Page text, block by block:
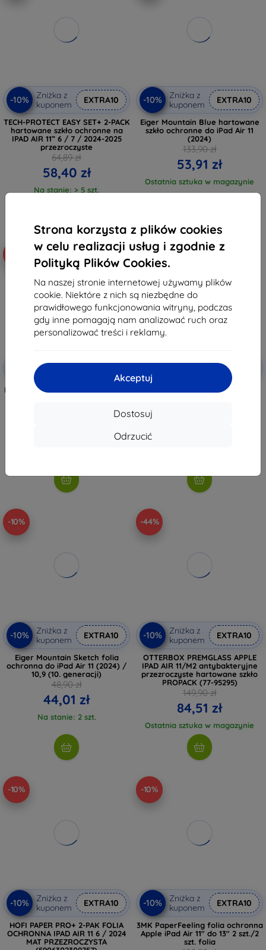
Strona korzysta z plików cookies
w celu realizacji usług i zgodnie z
Polityką Plików Cookies.
Na naszej stronie internetowej używamy plików
cookie. Niektóre z nich są niezbędne do
prawidłowego funkcjonowania witryny, podczas
gdy inne pomagają nam analizować ruch oraz
personalizować treści i reklamy.
Akceptuj
Dostosuj
Odrzucić
-10%
Zniżka z
kuponem
EXTRA10
TECH-PROTECT EASY SET+ 2-PACK
hartowane szkło ochronne na
IPAD AIR 11” 6 / 7 / 2024-2025
przezroczyste
64,89 zł
58,40 zł
Na stanie: > 5 szt.
-10%
Zniżka z
kuponem
EXTRA10
Eiger Mountain Blue hartowane
szkło ochronne do iPad Air 11
(2024)
133,90 zł
53,91 zł
Ostatnia sztuka w magazynie
Zniżka z
kuponem
Eiger Mountain Black Privacy 360
-19%
Zniżka z
EXTRA10
Zestaw 2 szkieł ochronnych
iPad Air 11" 2024 (AGL07801)
-10%
-10%
Zniżka z
kuponem
EXTRA10
Eiger Mountain Sketch folia
ochronna do iPad Air 11 (2024) /
10,9 (10. generacji)
48,90 zł
44,01 zł
Na stanie: 2 szt.
-44%
-10%
Zniżka z
kuponem
EXTRA10
OTTERBOX PREMGLASS APPLE
IPAD AIR 11/M2 antybakteryjne
przezroczyste hartowane szkło
PROPACK (77-95295)
149,90 zł
84,51 zł
Ostatnia sztuka w magazynie
-10%
-10%
Zniżka z
kuponem
EXTRA10
HOFI PAPER PRO+ 2-PAK FOLIA
OCHRONNA IPAD AIR 11 6 / 2024
MAT PRZEZROCZYSTA
-10%
-10%
Zniżka z
kuponem
EXTRA10
3MK PaperFeeling folia ochronna
Apple iPad Air 11" do 13" 2 szt./2
szt. folia